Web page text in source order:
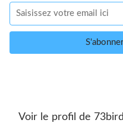
Voir le profil de